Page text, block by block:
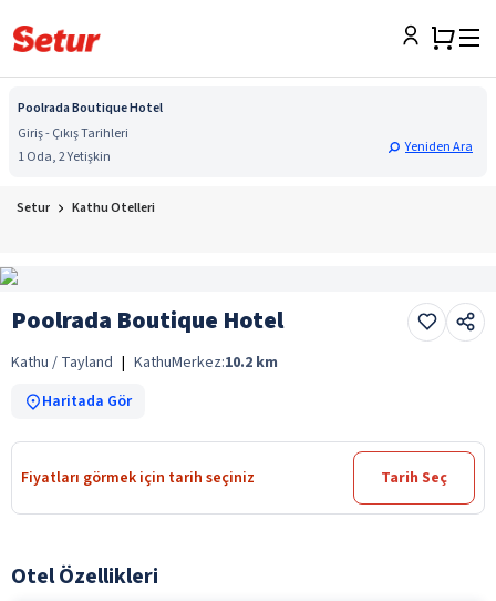
Poolrada Boutique Hotel
Giriş - Çıkış Tarihleri
1 Oda, 2 Yetişkin
Yeniden Ara
Setur Kathu Otelleri
Poolrada Boutique Hotel
Kathu / Tayland | KathuMerkez:10.2 km
Haritada Gör
Fiyatları görmek için tarih seçiniz Tarih Seç
Otel Özellikleri